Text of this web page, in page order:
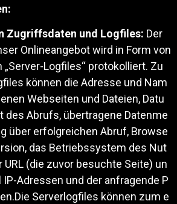
Zugriffsdaten und Logfiles: Der
Onlineangebot wird in Form von
„Server-Logfiles“ protokolliert. Zu
können die Adresse und Nam
Webseiten und Dateien, Datu
des Abrufs, übertragene Datenme
über erfolgreichen Abruf, Browse
das Betriebssystem des Nut
URL (die zuvor besuchte Seite) un
IP-Adressen und der anfragende P
Serverlogfiles können zum e